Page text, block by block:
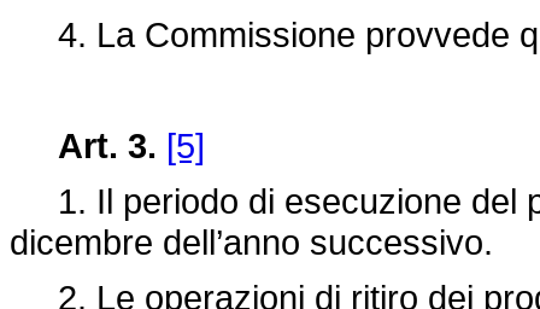
4. La Commissione provvede
Art. 3. [5]
1. Il periodo di esecuzione del
dicembre dell’anno successivo.
2. Le operazioni di ritiro dei